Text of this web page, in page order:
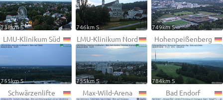
738km S 746km S 749km S
LMU-Klinikum Süd
755km S
LMU-Klinikum Nord
755km S
Hohenpeißenberg
784km S
Schwärzenlifte Max-Wild-Arena Bad Endorf